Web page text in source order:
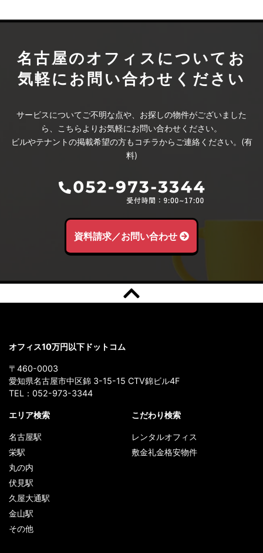
名古屋のオフィスについて お
気軽にお問い合わせください
サービスについてご不明な点や、お探しの物件がございました
ら、こちらよりお気軽にお問い合わせください。
ビルやテナントの掲載希望の方もコチラからご連絡ください。(有
料)
資料請求／お問い合わせ
オフィス10万円以下ドットコム
〒460-0003
愛知県名古屋市中区錦 3-15-15 CTV錦ビル4F
TEL： 052-973-3344
エリア検索
名古屋駅
栄駅
丸の内
伏見駅
久屋大通駅
金山駅
その他
こだわり検索
レンタルオフィス
敷金礼金格安物件